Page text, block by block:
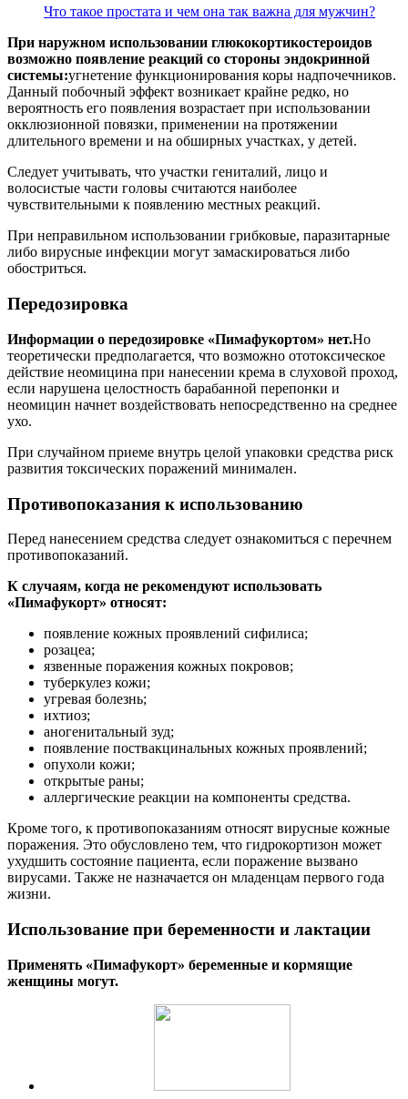
Что такое простата и чем она так важна для мужчин?
При наружном использовании глюкокортикостероидов
возможно появление реакций со стороны эндокринной
системы:угнетение функционирования коры надпочечников.
Данный побочный эффект возникает крайне редко, но
вероятность его появления возрастает при использовании
окклюзионной повязки, применении на протяжении
длительного времени и на обширных участках, у детей.
Следует учитывать, что участки гениталий, лицо и
волосистые части головы считаются наиболее
чувствительными к появлению местных реакций.
При неправильном использовании грибковые, паразитарные
либо вирусные инфекции могут замаскироваться либо
обостриться.
Передозировка
Информации о передозировке «Пимафукортом» нет.Но
теоретически предполагается, что возможно ототоксическое
действие неомицина при нанесении крема в слуховой проход,
если нарушена целостность барабанной перепонки и
неомицин начнет воздействовать непосредственно на среднее
ухо.
При случайном приеме внутрь целой упаковки средства риск
развития токсических поражений минимален.
Противопоказания к использованию
Перед нанесением средства следует ознакомиться с перечнем
противопоказаний.
К случаям, когда не рекомендуют использовать
«Пимафукорт» относят:
появление кожных проявлений сифилиса;
розацеа;
язвенные поражения кожных покровов;
туберкулез кожи;
угревая болезнь;
ихтиоз;
аногенитальный зуд;
появление поствакцинальных кожных проявлений;
опухоли кожи;
открытые раны;
аллергические реакции на компоненты средства.
Кроме того, к противопоказаниям относят вирусные кожные
поражения. Это обусловлено тем, что гидрокортизон может
ухудшить состояние пациента, если поражение вызвано
вирусами. Также не назначается он младенцам первого года
жизни.
Использование при беременности и лактации
Применять «Пимафукорт» беременные и кормящие
женщины могут.